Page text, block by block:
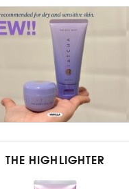
THE HIGHLIGHTER